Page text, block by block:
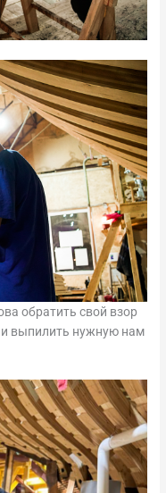
обратить свой взор
и выпилить нужную нам